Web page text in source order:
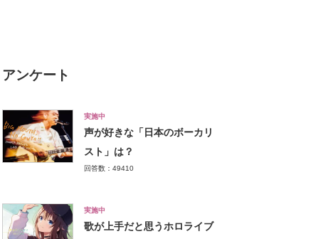
アンケート
実施中
声が好きな「日本のボーカリ
スト」は？
回答数：49410
実施中
歌が上手だと思うホロライブ